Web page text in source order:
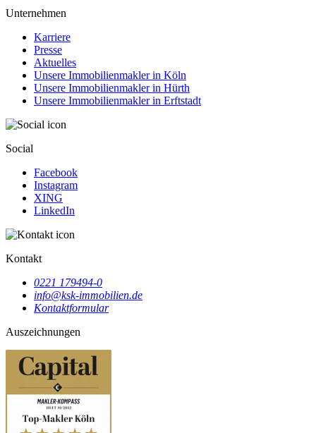
Unternehmen
Karriere
Presse
Aktuelles
Unsere Immobilienmakler in Köln
Unsere Immobilienmakler in Hürth
Unsere Immobilienmakler in Erftstadt
Social
Facebook
Instagram
XING
LinkedIn
Kontakt
0221 179494-0
info@ksk-immobilien.de
Kontaktformular
Auszeichnungen